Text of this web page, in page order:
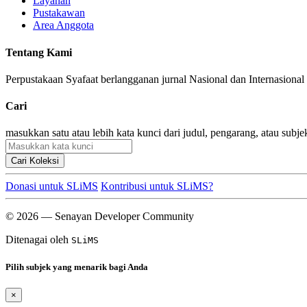
Pustakawan
Area Anggota
Tentang Kami
Perpustakaan Syafaat berlangganan jurnal Nasional dan Internasional
Cari
masukkan satu atau lebih kata kunci dari judul, pengarang, atau
Cari Koleksi
Donasi untuk SLiMS Kontribusi untuk SLiMS?
© 2026 — Senayan Developer Community
Ditenagai oleh SLiMS
Pilih subjek yang menarik bagi Anda
×